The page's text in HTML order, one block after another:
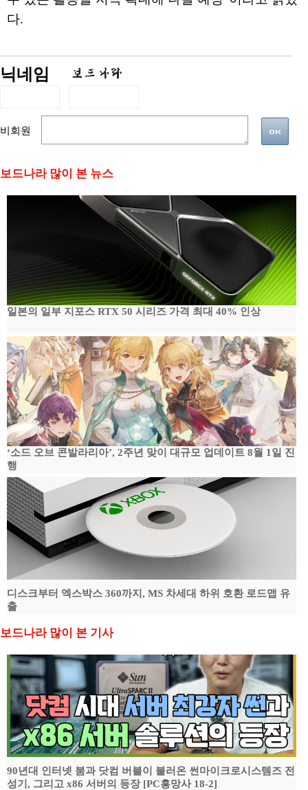
다.
닉네임
비회원
보드나라 많이 본 뉴스
일본의 일부 지포스 RTX 50 시리즈 가격 최대 40% 인상
‘소드 오브 콘발라리아’, 2주년 맞이 대규모 업데이트 8월 1일 진
행
디스크부터 엑스박스 360까지, MS 차세대 하위 호환 로드맵 유
출
보드나라 많이 본 기사
90년대 인터넷 붐과 닷컴 버블이 불러온 썬마이크로시스템즈 전
성기, 그리고 x86 서버의 등장 [PC흥망사 18-2]